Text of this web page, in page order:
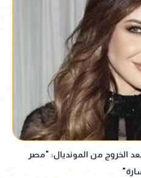
الخروج من المونديال: "مصر